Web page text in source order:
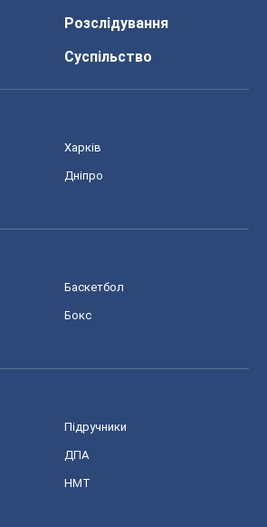
Розслідування
Суспільство
Харків
Дніпро
Баскетбол
Бокс
Підручники
ДПА
НМТ